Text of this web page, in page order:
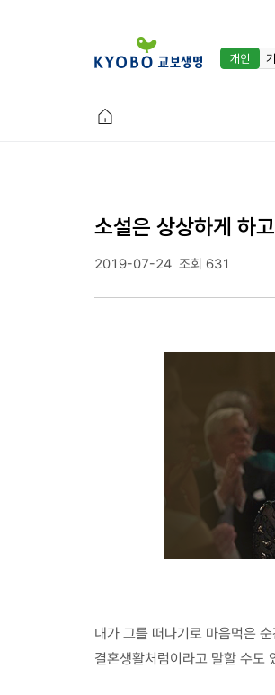
개인
소설은 상상하게 하
2019-07-24 조회 631
내가 그를 떠나기로 마음먹은
결혼생활처럼이라고 말할 수도